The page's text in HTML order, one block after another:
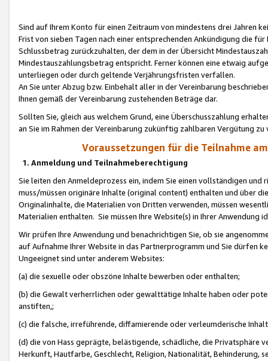
Sind auf Ihrem Konto für einen Zeitraum von mindestens drei Jahren
Frist von sieben Tagen nach einer entsprechenden Ankündigung die
Schlussbetrag zurückzuhalten, der dem in der Übersicht
Mindestauszahlungsbetrag entspricht. Ferner können eine etwaig
unterliegen oder durch geltende Verjährungsfristen verfallen.
An Sie unter Abzug bzw. Einbehalt aller in der Vereinbarung
Ihnen gemäß der Vereinbarung zustehenden Beträge dar.
Sollten Sie, gleich aus welchem Grund, eine Überschusszahlung
an Sie im Rahmen der Vereinbarung zukünftig zahlbaren Vergütung zu
Voraussetzungen für die Teilnahme
1. Anmeldung und Teilnahmeberechtigung
Sie leiten den Anmeldeprozess ein, indem Sie einen vollständigen
muss/müssen originäre Inhalte (original content) enthalten und über
Originalinhalte, die Materialien von Dritten verwenden, müssen
Materialien enthalten. Sie müssen Ihre Website(s) in Ihrer Anwendung
Wir prüfen Ihre Anwendung und benachrichtigen Sie, ob sie
auf Aufnahme Ihrer Website in das Partnerprogramm und Sie dürfen
Ungeeignet sind unter anderem Websites:
(a) die sexuelle oder obszöne Inhalte bewerben oder enthalten;
(b) die Gewalt verherrlichen oder gewalttätige Inhalte haben oder
anstiften,;
(c) die falsche, irreführende, diffamierende oder verleumderische
(d) die von Hass geprägte, belästigende, schädliche, die Privatsphäre
Herkunft, Hautfarbe, Geschlecht, Religion, Nationalität, Behinderung,